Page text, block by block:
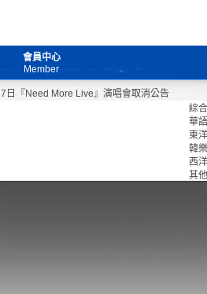
會員中心
Member
Need More Live』演唱會取消公告
綜合
華語
東洋
韓樂
西洋
其他